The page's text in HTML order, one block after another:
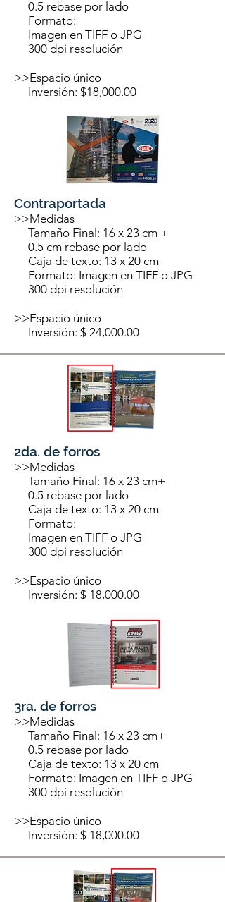
0.5 rebase por lado
Formato:
Imagen en TIFF o JPG
300 dpi resolución
>>Espacio único
Inversión: $18,000.00
Contraportada
>>Medidas
Tamaño Final: 16 x 23 cm +
0.5 cm rebase por lado
Caja de texto: 13 x 20 cm
Formato: Imagen en TIFF o JPG
300 dpi resolución
>>Espacio único
Inversión: $ 24,000.00
2da. de forros
>>Medidas
Tamaño Final: 16 x 23 cm+
0.5 rebase por lado
Caja de texto: 13 x 20 cm
Formato:
Imagen en TIFF o JPG
300 dpi resolución
>>Espacio único
Inversión: $ 18,000.00
3ra. de forros
>>Medidas
Tamaño Final: 16 x 23 cm+
0.5 rebase por lado
Caja de texto: 13 x 20 cm
Formato: Imagen en TIFF o JPG
300 dpi resolución
>>Espacio único
Inversión: $ 18,000.00